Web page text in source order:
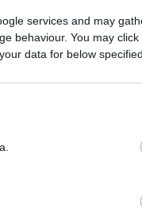
services and may
behaviour. You may
data for below
a nyugdíjcélú
a 20-
év felettiek
amit aktív
további
a
a havi
nyugdíjcélú